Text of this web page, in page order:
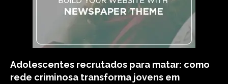
Adolescentes recrutados para matar: como
rede criminosa transforma jovens em